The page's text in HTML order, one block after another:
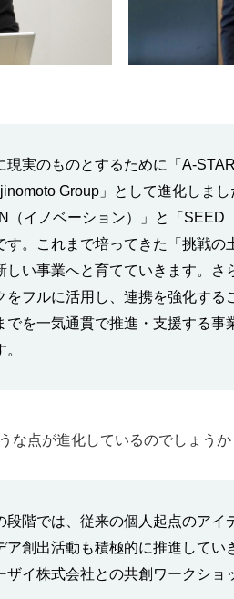
現実のものとするために「A-
Group」として進化しまし
（イノベーション）」と「SEED
す。これまで培ってきた「挑戦の
しい事業へと育てていきます。さ
をフルに活用し、連携を強化する
でを一気通貫で推進・支援する事
な点が進化しているのでしょうか
段階では、従来の個人起点のアイ
ア創出活動も積極的に推進してい
ザイ株式会社との共創ワークショ